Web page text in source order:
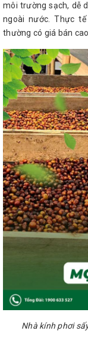
môi trường sạch, dễ
ngoài nước. Thực
thường có giá bán
Nhà kính phơi